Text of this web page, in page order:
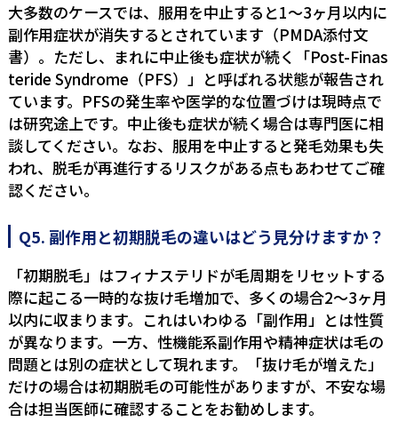
大多数のケースでは、服用を中止すると1〜3ヶ月以内に
副作用症状が消失するとされています（PMDA添付文
書）。ただし、まれに中止後も症状が続く「Post-Finas
teride Syndrome（PFS）」と呼ばれる状態が報告され
ています。PFSの発生率や医学的な位置づけは現時点で
は研究途上です。中止後も症状が続く場合は専門医に相
談してください。なお、服用を中止すると発毛効果も失
われ、脱毛が再進行するリスクがある点もあわせてご確
認ください。
Q5. 副作用と初期脱毛の違いはどう見分けますか？
「初期脱毛」はフィナステリドが毛周期をリセットする
際に起こる一時的な抜け毛増加で、多くの場合2〜3ヶ月
以内に収まります。これはいわゆる「副作用」とは性質
が異なります。一方、性機能系副作用や精神症状は毛の
問題とは別の症状として現れます。「抜け毛が増えた」
だけの場合は初期脱毛の可能性がありますが、不安な場
合は担当医師に確認することをお勧めします。